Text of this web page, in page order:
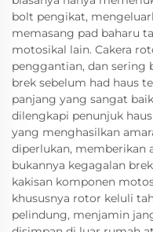
bolt pengikat,
memasang pad baharu
motosikal lain. Cakera
penggantian, dan sering
brek sebelum had haus
panjang yang sangat
dilengkapi penunjuk
yang menghasilkan
diperlukan, memberikan
bukannya kegagalan
kakisan komponen
khususnya rotor keluli
pelindung, menjamin